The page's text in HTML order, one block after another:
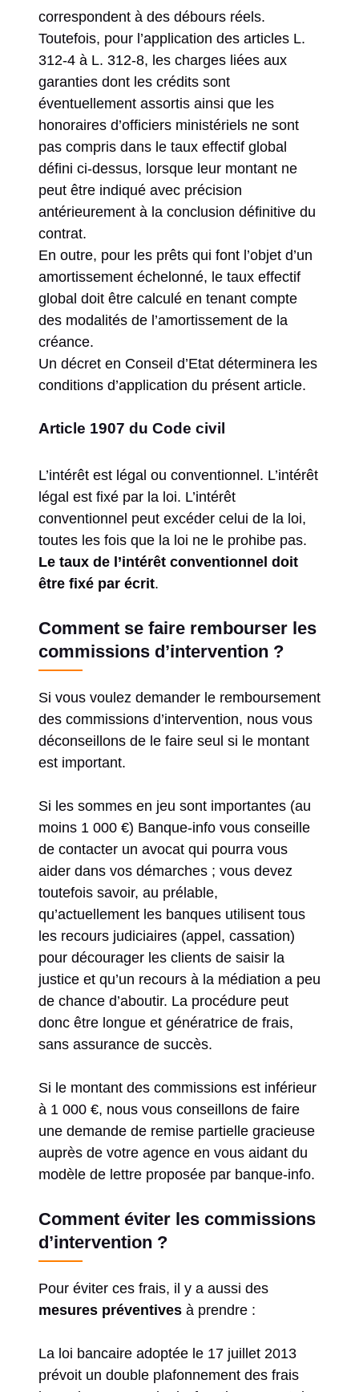
correspondent à des débours réels.
Toutefois, pour l’application des articles L.
312-4 à L. 312-8, les charges liées aux
garanties dont les crédits sont
éventuellement assortis ainsi que les
honoraires d’officiers ministériels ne sont
pas compris dans le taux effectif global
défini ci-dessus, lorsque leur montant ne
peut être indiqué avec précision
antérieurement à la conclusion définitive du
contrat.
En outre, pour les prêts qui font l’objet d’un
amortissement échelonné, le taux effectif
global doit être calculé en tenant compte
des modalités de l’amortissement de la
créance.
Un décret en Conseil d’Etat déterminera les
conditions d’application du présent article.
Article 1907 du Code civil
L’intérêt est légal ou conventionnel. L’intérêt
légal est fixé par la loi. L’intérêt
conventionnel peut excéder celui de la loi,
toutes les fois que la loi ne le prohibe pas.
Le taux de l’intérêt conventionnel doit
être fixé par écrit.
Comment se faire rembourser les
commissions d’intervention ?
Si vous voulez demander le remboursement
des commissions d’intervention, nous vous
déconseillons de le faire seul si le montant
est important.
Si les sommes en jeu sont importantes (au
moins 1 000 €) Banque-info vous conseille
de contacter un avocat qui pourra vous
aider dans vos démarches ; vous devez
toutefois savoir, au prélable,
qu’actuellement les banques utilisent tous
les recours judiciaires (appel, cassation)
pour décourager les clients de saisir la
justice et qu’un recours à la médiation a peu
de chance d’aboutir. La procédure peut
donc être longue et génératrice de frais,
sans assurance de succès.
Si le montant des commissions est inférieur
à 1 000 €, nous vous conseillons de faire
une demande de remise partielle gracieuse
auprès de votre agence en vous aidant du
modèle de lettre proposée par banque-info.
Comment éviter les commissions
d’intervention ?
Pour éviter ces frais, il y a aussi des
mesures préventives à prendre :
La loi bancaire adoptée le 17 juillet 2013
prévoit un double plafonnement des frais